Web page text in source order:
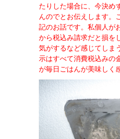
たりした場合に、今決め
んのでとお伝えします。
記のお話です。 私個人が
から税込み請求だと損を
気がするなど感じてしま
示はすべて消費税込みの
が毎日ごはんが美味しく